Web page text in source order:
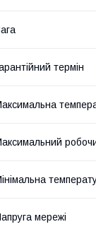
термін
мережі